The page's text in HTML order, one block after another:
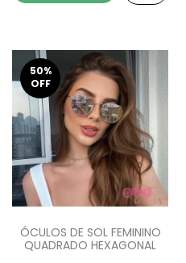
50%
OFF
ÓCULOS DE SOL FEMININO
QUADRADO HEXAGONAL